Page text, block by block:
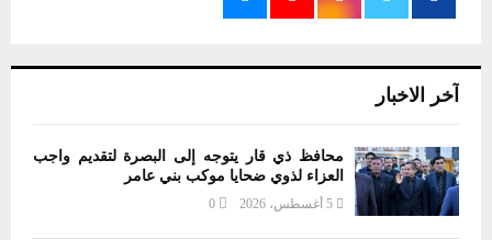
آخر الاخبار
محافظ ذي قار يتوجه إلى البصرة لتقديم واجب
العزاء لذوي ضحايا موكب بني عامر
5 أغسطس، 2026 0